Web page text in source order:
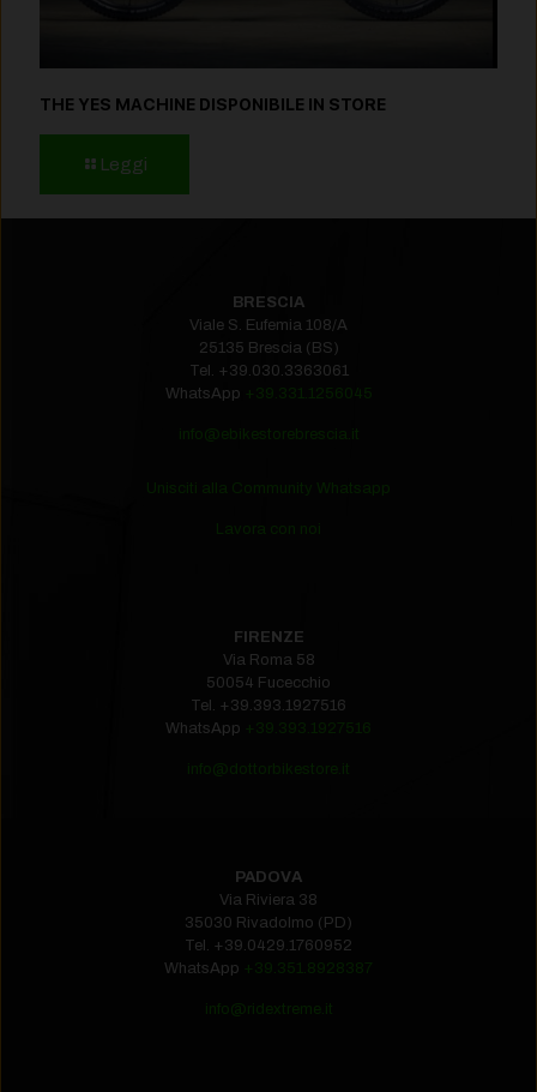
THE YES MACHINE DISPONIBILE IN STORE
Leggi
BRESCIA
Viale S. Eufemia 108/A
25135 Brescia (BS)
Tel. +39.030.3363061
WhatsApp +39.331.1256045
info@ebikestorebrescia.it
Unisciti alla Community Whatsapp
Lavora con noi
FIRENZE
Via Roma 58
50054 Fucecchio
Tel. +39.393.1927516‬
WhatsApp +39.393.1927516
info@dottorbikestore.it
PADOVA
Via Riviera 38
35030 Rivadolmo (PD)
Tel. +39.0429.1760952‬
WhatsApp +39.351.8928387
info@ridextreme.it